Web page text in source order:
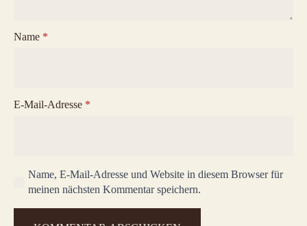
Name *
E-Mail-Adresse *
Name, E-Mail-Adresse und Website in diesem Browser für
meinen nächsten Kommentar speichern.